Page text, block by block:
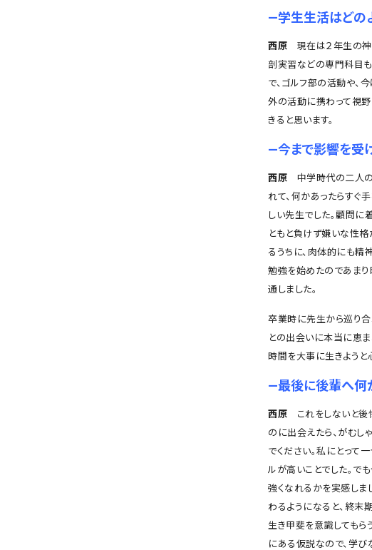
―学生生活はどの
西原 現在は２年生の神
剖実習などの専門科目
で、ゴルフ部の活動や、
外の活動に携わって視野
きると思います。
―今まで影響を受
西原 中学時代の二人の
れて、何かあったらすぐ
しい先生でした。顧問に
ともと負けず嫌いな性
るうちに、肉体的にも精
勉強を始めたのであまり
通しました。
卒業時に先生から巡り合
との出会いに本当に恵ま
時間を大事に生きようと
―最後に後輩へ何
西原 これをしないと後
のに出会えたら、がむし
でください。私にとって
ルが高いことでした。で
強くなれるかを実感しま
わるようになると、終末
生き甲斐を意識してもら
にある仮説なので、学び